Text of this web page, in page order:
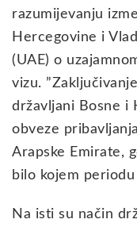
razumijevanju
Hercegovine i
(UAE) o
vizu.
državljani Bosne i
obveze
Arapske Emirate,
bilo kojem
Na isti su način